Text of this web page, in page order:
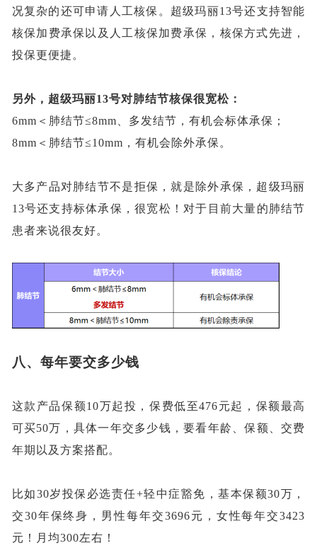
况复杂的还可申请人工核保。超级玛丽13号还支持智能
核保加费承保以及人工核保加费承保，核保方式先进，
投保更便捷。
另外，超级玛丽13号对肺结节核保很宽松：
6mm＜肺结节≤8mm、多发结节，有机会标体承保；
8mm＜肺结节≤10mm ，有机会除外承保。
大多产品对肺结节不是拒保，就是除外承保，超级玛丽
13号还支持标体承保，很宽松！对于目前大量的肺结节
患者来说很友好。
八、 每年要交多少钱
这款产品保额10万起投，保费低至476元起，保额最高
可买50万，具体一年交多少钱，要看年龄、保额、交费
年期以及方案搭配。
比如30岁投保必选责任+轻中症豁免，基本保额30万，
交30年保终身，男性每年交3696元，女性每年交3423
元！月均300左右！